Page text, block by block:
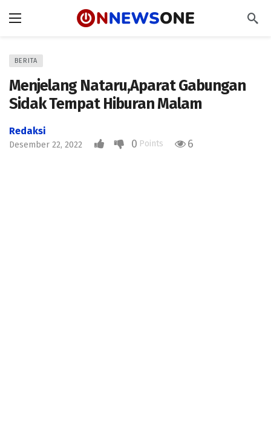
BERITA
Menjelang Nataru,Aparat Gabungan
Sidak Tempat Hiburan Malam
Redaksi
Desember 22, 2022 0 Points 6